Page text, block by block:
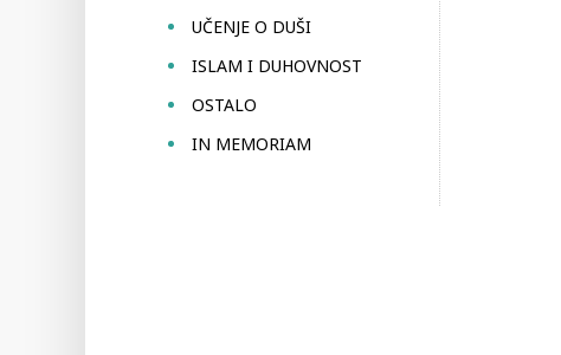
UČENJE O DUŠI
ISLAM I DUHOVNOST
OSTALO
IN MEMORIAM